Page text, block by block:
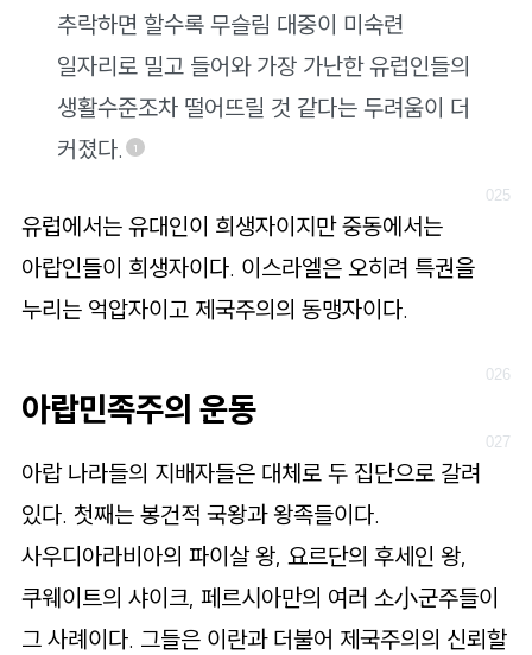
추락하면 할수록 무슬림 대중이 미숙련
일자리로 밀고 들어와 가장 가난한 유럽인들의
생활수준조차 떨어뜨릴 것 같다는 두려움이 더
커졌다.
1
유럽에서는 유대인이 희생자이지만 중동에서는
아랍인들이 희생자이다. 이스라엘은 오히려 특권을
누리는 억압자이고 제국주의의 동맹자이다.
아랍민족주의 운동
아랍 나라들의 지배자들은 대체로 두 집단으로 갈려
있다. 첫째는 봉건적 국왕과 왕족들이다.
사우디아라비아의 파이살 왕, 요르단의 후세인 왕,
쿠웨이트의 샤이크, 페르시아만의 여러 소小군주들이
그 사례이다. 그들은 이란과 더불어 제국주의의 신뢰할